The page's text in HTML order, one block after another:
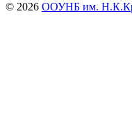
© 2026 ООУНБ им.